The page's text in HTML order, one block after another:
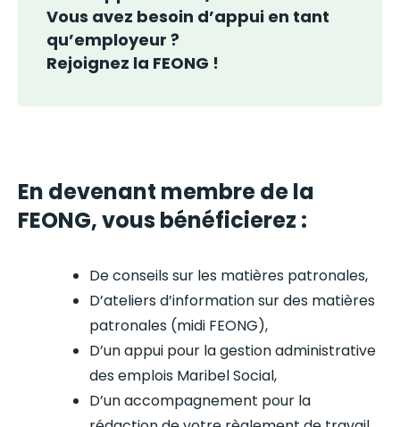
Vous avez besoin d’appui en tant
qu’employeur ?
Rejoignez la FEONG !
En devenant membre de la
FEONG, vous bénéficierez :
De conseils sur les matières patronales,
D’ateliers d’information sur des matières
patronales (midi FEONG),
D’un appui pour la gestion administrative
des emplois Maribel Social,
D’un accompagnement pour la